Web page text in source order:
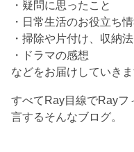
・疑問に思ったこと
・日常生活のお役立ち
・掃除や片付け、収納法
・ドラマの感想
などをお届けしていきま
すべてRay目線でRayフ
言するそんなブログ。